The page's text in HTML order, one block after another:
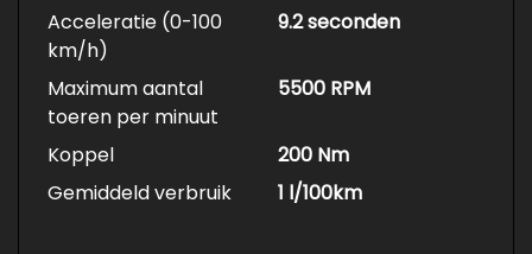
Acceleratie (0-100
km/h)
9.2 seconden
Maximum aantal
toeren per minuut
5500 RPM
Koppel
200 Nm
Gemiddeld verbruik
1 l/100km